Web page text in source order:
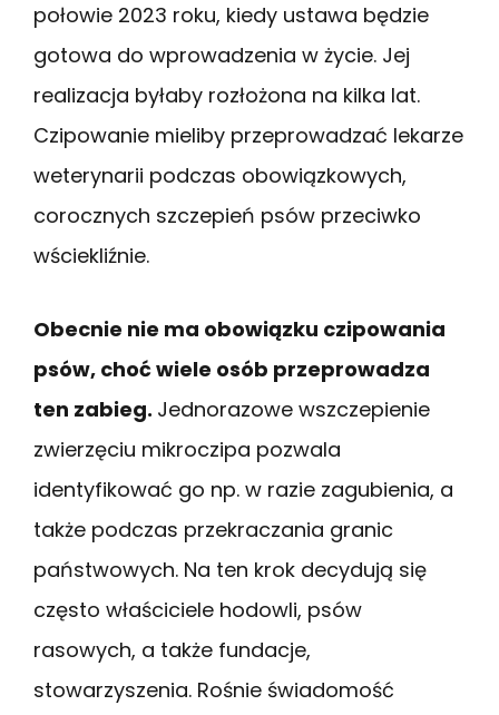
połowie 2023 roku, kiedy ustawa będzie
gotowa do wprowadzenia w życie. Jej
realizacja byłaby rozłożona na kilka lat.
Czipowanie mieliby przeprowadzać lekarze
weterynarii podczas obowiązkowych,
corocznych szczepień psów przeciwko
wściekliźnie.
Obecnie nie ma obowiązku czipowania
psów, choć wiele osób przeprowadza
ten zabieg. Jednorazowe wszczepienie
zwierzęciu mikroczipa pozwala
identyfikować go np. w razie zagubienia, a
także podczas przekraczania granic
państwowych. Na ten krok decydują się
często właściciele hodowli, psów
rasowych, a także fundacje,
stowarzyszenia. Rośnie świadomość